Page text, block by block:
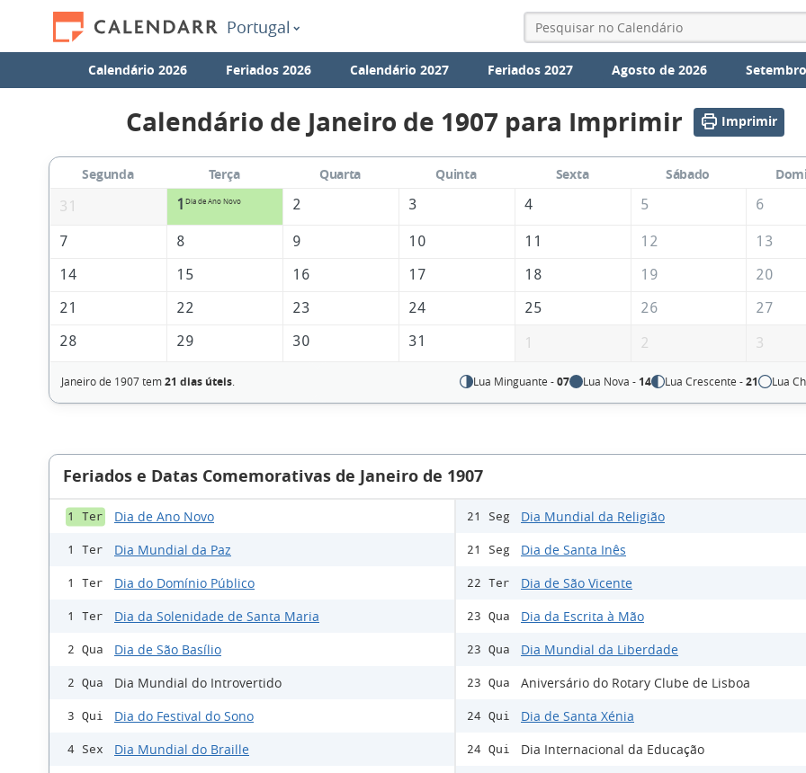
Portugal
Calendário 2026 Feriados 2026 Calendário 2027 Feriados 2027 Agosto de 2026
Calendário de Janeiro de 1907 para Imprimir Imprimir
Segunda Terça Quarta Quinta Sexta Sábado
31
1 Dia de Ano Novo 2 3 4 5 6
7 8 9 10 11 12
13
14
15 16 17 18 19
20
21
22 23 24 25 26
27
28
29 30 31 1 2 3
Janeiro de 1907 tem21 dias úteis. Lua Minguante -07 Lua Nova - 14 Lua Crescente -21 Lua
Feriados e Datas Comemorativas de Janeiro de 1907
1 Ter Dia de Ano Novo
1 Ter Dia Mundial da Paz
1 Ter Dia do Domínio Público
1 Ter Dia da Solenidade de Santa Maria
2 Qua Dia de São Basílio
2 Qua Dia Mundial do Introvertido
3 Qui Dia do Festival do Sono
4 Sex Dia Mundial do Braille
21 Seg Dia Mundial da Religião
21 Seg Dia de Santa Inês
22 Ter Dia de São Vicente
23 Qua Dia da Escrita à Mão
23 Qua Dia Mundial da Liberdade
23 Qua Aniversário do Rotary Clube de Lisboa
24 Qui Dia de Santa Xénia
24 Qui Dia Internacional da Educação